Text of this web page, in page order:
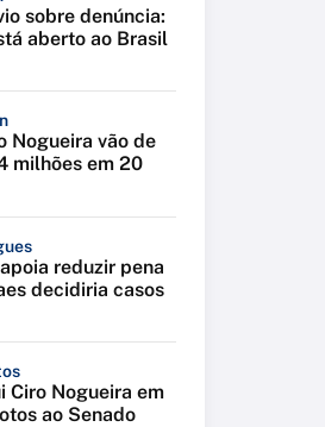
sobre denúncia:
aberto ao Brasil
Nogueira vão de
milhões em 20
reduzir pena
decidiria casos
Ciro Nogueira em
ao Senado